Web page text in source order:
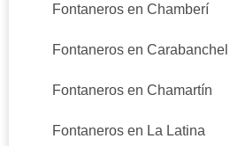
Fontaneros en Chamberí
Fontaneros en Carabanchel
Fontaneros en Chamartín
Fontaneros en La Latina